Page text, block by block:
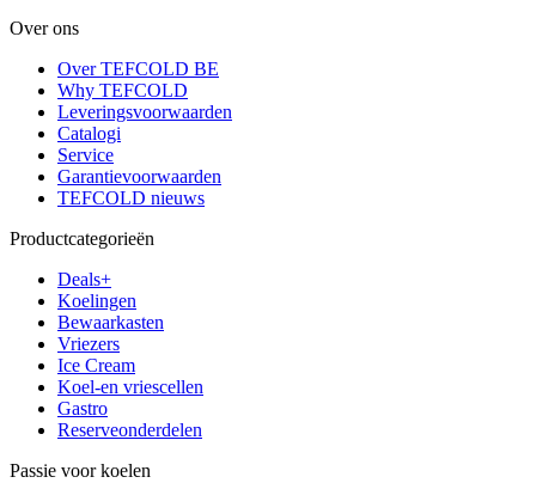
Over ons
Over TEFCOLD BE
Why TEFCOLD
Leveringsvoorwaarden
Catalogi
Service
Garantievoorwaarden
TEFCOLD nieuws
Productcategorieën
Deals+
Koelingen
Bewaarkasten
Vriezers
Ice Cream
Koel-en vriescellen
Gastro
Reserveonderdelen
Passie voor koelen